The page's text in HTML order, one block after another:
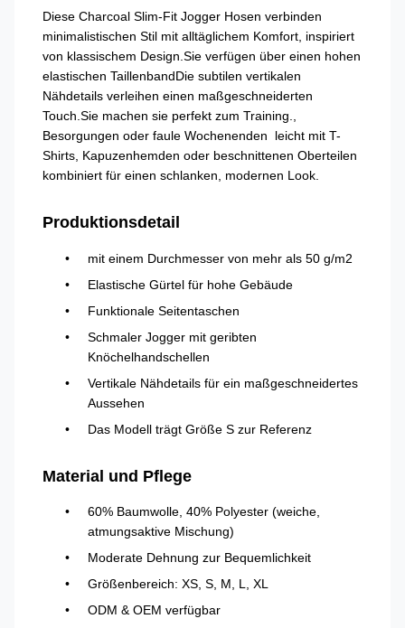
Diese Charcoal Slim-Fit Jogger Hosen verbinden
minimalistischen Stil mit alltäglichem Komfort, inspiriert
von klassischem Design.Sie verfügen über einen hohen
elastischen TaillenbandDie subtilen vertikalen
Nähdetails verleihen einen maßgeschneiderten
Touch.Sie machen sie perfekt zum Training.,
Besorgungen oder faule Wochenenden  leicht mit T-
Shirts, Kapuzenhemden oder beschnittenen Oberteilen
kombiniert für einen schlanken, modernen Look.
Produktionsdetail
mit einem Durchmesser von mehr als 50 g/m2
Elastische Gürtel für hohe Gebäude
Funktionale Seitentaschen
Schmaler Jogger mit geribten
Knöchelhandschellen
Vertikale Nähdetails für ein maßgeschneidertes
Aussehen
Das Modell trägt Größe S zur Referenz
Material und Pflege
60% Baumwolle, 40% Polyester (weiche,
atmungsaktive Mischung)
Moderate Dehnung zur Bequemlichkeit
Größenbereich: XS, S, M, L, XL
ODM & OEM verfügbar